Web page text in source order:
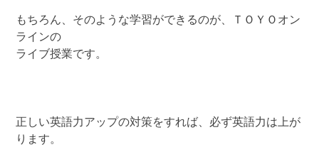
もちろん、そのような学習ができるのが、ＴＯＹＯオン
ラインの
ライブ授業です。
正しい英語力アップの対策をすれば、必ず英語力は上が
ります。